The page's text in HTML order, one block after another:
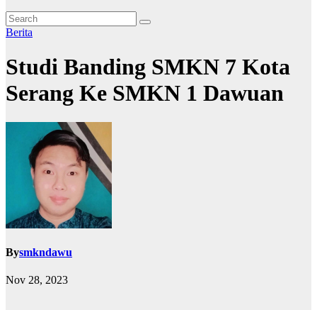
Berita
Studi Banding SMKN 7 Kota
Serang Ke SMKN 1 Dawuan
Bysmkndawu
Nov 28, 2023